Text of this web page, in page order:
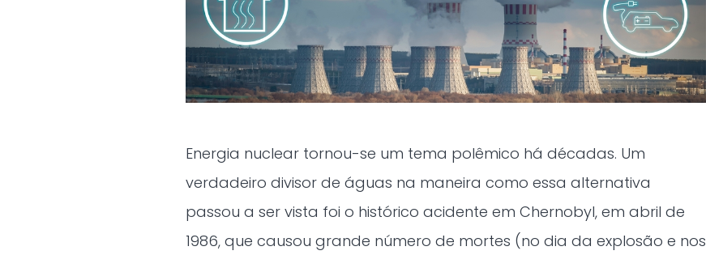
Energia nuclear tornou-se um tema polêmico há décadas. Um
verdadeiro divisor de águas na maneira como essa alternativa
passou a ser vista foi o histórico acidente em Chernobyl, em abril de
1986, que causou grande número de mortes (no dia da explosão e nos